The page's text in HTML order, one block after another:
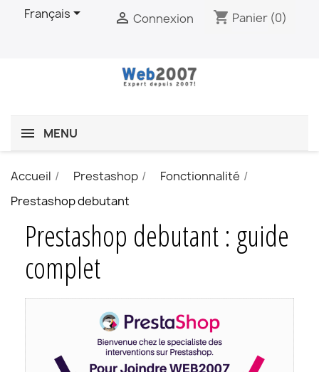
Français  Connexion shopping_cart Panier (0)
MENU
Accueil Prestashop
Fonctionnalité
Prestashop debutant
Prestashop debutant : guide
complet